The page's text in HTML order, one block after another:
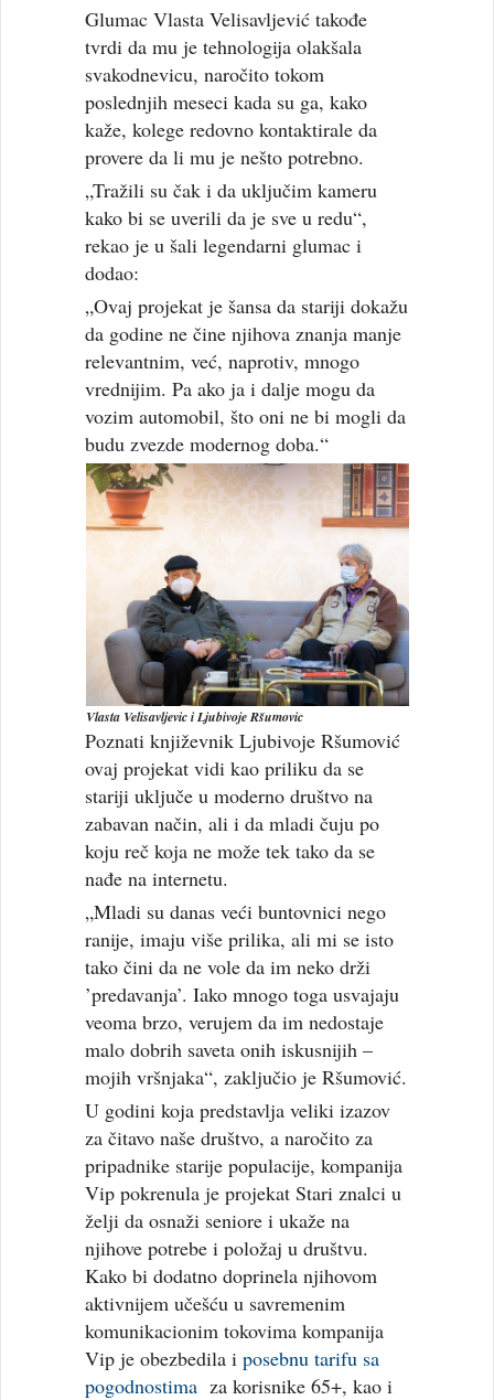
Glumac Vlasta Velisavljević takođe
tvrdi da mu je tehnologija olakšala
svakodnevicu, naročito tokom
poslednjih meseci kada su ga, kako
kaže, kolege redovno kontaktirale da
provere da li mu je nešto potrebno.
„Tražili su čak i da uključim kameru
kako bi se uverili da je sve u redu“,
rekao je u šali legendarni glumac i
dodao:
„Ovaj projekat je šansa da stariji dokažu
da godine ne čine njihova znanja manje
relevantnim, već, naprotiv, mnogo
vrednijim. Pa ako ja i dalje mogu da
vozim automobil, što oni ne bi mogli da
budu zvezde modernog doba.“
Vlasta Velisavljevic i Ljubivoje Ršumovic
Poznati književnik Ljubivoje Ršumović
ovaj projekat vidi kao priliku da se
stariji uključe u moderno društvo na
zabavan način, ali i da mladi čuju po
koju reč koja ne može tek tako da se
nađe na internetu.
„Mladi su danas veći buntovnici nego
ranije, imaju više prilika, ali mi se isto
tako čini da ne vole da im neko drži
’predavanja’. Iako mnogo toga usvajaju
veoma brzo, verujem da im nedostaje
malo dobrih saveta onih iskusnijih –
mojih vršnjaka“, zaključio je Ršumović.
U godini koja predstavlja veliki izazov
za čitavo naše društvo, a naročito za
pripadnike starije populacije, kompanija
Vip pokrenula je projekat Stari znalci u
želji da osnaži seniore i ukaže na
njihove potrebe i položaj u društvu.
Kako bi dodatno doprinela njihovom
aktivnijem učešću u savremenim
komunikacionim tokovima kompanija
Vip je obezbedila iposebnu tarifu sa
pogodnostima za korisnike 65+, kao i